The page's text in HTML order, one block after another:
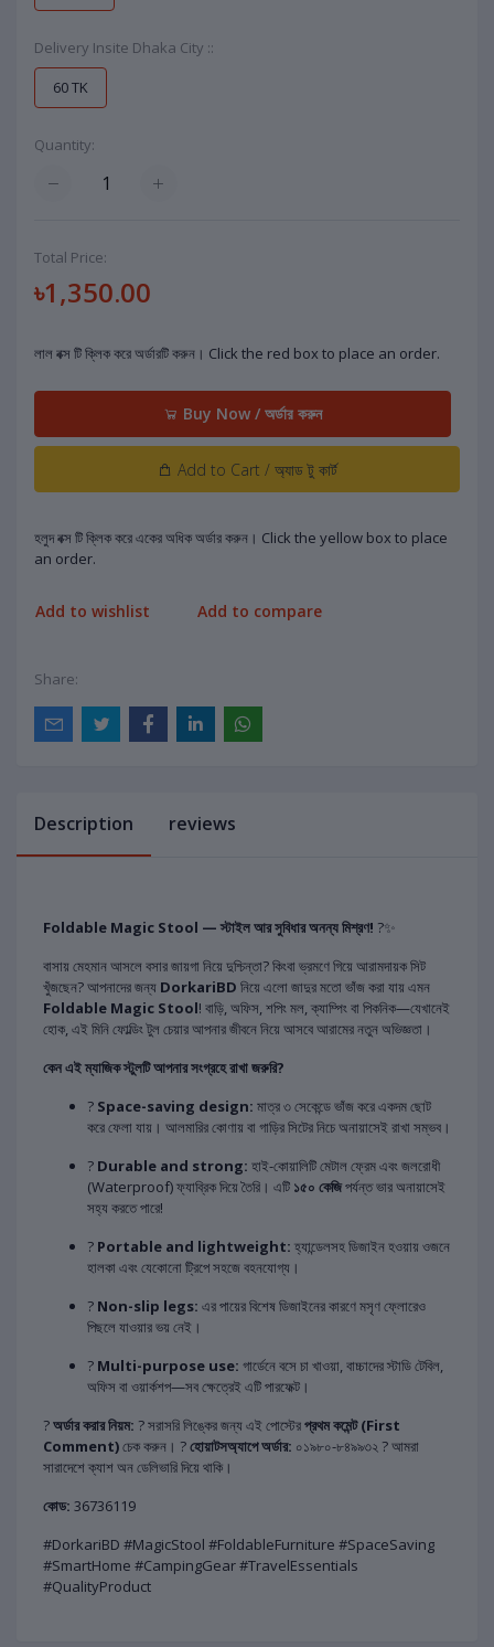
Delivery Insite Dhaka City ::
60 TK
Quantity:
Total Price:
৳1,350.00
লাল বক্স টি ক্লিক করে অর্ডারটি করুন। Click the red box to place an order.
Buy Now / অর্ডার করুন
Add to Cart / অ্যাড টু কার্ট
হলুদ বক্স টি ক্লিক করে একের অধিক অর্ডার করুন। Click the yellow box to place
an order.
Add to wishlist Add to compare
Share:
Description reviews
Foldable Magic Stool — স্টাইল আর সুবিধার অনন্য মিশ্রণ! ?✨
বাসায় মেহমান আসলে বসার জায়গা নিয়ে দুশ্চিন্তা? কিংবা ভ্রমণে গিয়ে আরামদায়ক সিট
খুঁজছেন? আপনাদের জন্য DorkariBD নিয়ে এলো জাদুর মতো ভাঁজ করা যায় এমন
Foldable Magic Stool! বাড়ি, অফিস, শপিং মল, ক্যাম্পিং বা পিকনিক—যেখানেই
হোক, এই মিনি ফোল্ডিং টুল চেয়ার আপনার জীবনে নিয়ে আসবে আরামের নতুন অভিজ্ঞতা।
কেন এই ম্যাজিক স্টুলটি আপনার সংগ্রহে রাখা জরুরি?
? Space-saving design: মাত্র ৩ সেকেন্ডে ভাঁজ করে একদম ছোট
করে ফেলা যায়। আলমারির কোণায় বা গাড়ির সিটের নিচে অনায়াসেই রাখা সম্ভব।
? Durable and strong: হাই-কোয়ালিটি মেটাল ফ্রেম এবং জলরোধী
(Waterproof) ফ্যাব্রিক দিয়ে তৈরি। এটি ১৫০ কেজিপর্যন্ত ভার অনায়াসেই
সহ্য করতে পারে!
? Portable and lightweight: হ্যান্ডেলসহ ডিজাইন হওয়ায় ওজনে
হালকা এবং যেকোনো ট্রিপে সহজে বহনযোগ্য।
? Non-slip legs: এর পায়ের বিশেষ ডিজাইনের কারণে মসৃণ ফ্লোরেও
পিছলে যাওয়ার ভয় নেই।
? Multi-purpose use: গার্ডেনে বসে চা খাওয়া, বাচ্চাদের স্টাডি টেবিল,
অফিস বা ওয়ার্কশপ—সব ক্ষেত্রেই এটি পারফেক্ট।
?অর্ডার করার নিয়ম: ? সরাসরি লিঙ্কের জন্য এই পোস্টেরপ্রথম কমেন্ট (First
Comment)চেক করুন। ?হোয়াটসঅ্যাপে অর্ডার: ০১৯৮০-৮৪৯৯৩২ ? আমরা
সারাদেশে ক্যাশ অন ডেলিভারি দিয়ে থাকি।
কোড: 36736119
#DorkariBD #MagicStool #FoldableFurniture #SpaceSaving
#SmartHome #CampingGear #TravelEssentials
#QualityProduct